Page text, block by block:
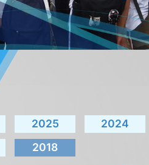
2025 2024
2018